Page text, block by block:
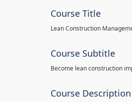
Course Title
Lean Construction
Course Subtitle
Become lean construction
Course Description